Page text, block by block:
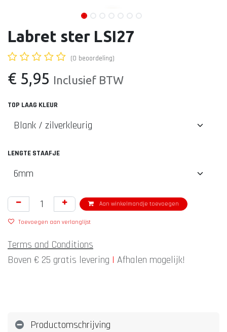
Labret ster LSI27
(0 beoordeling)
€ 5,95 Inclusief BTW
TOP LAAG KLEUR
LENGTE STAAFJE
Aan winkelmandje toevoegen
Toevoegen aan verlanglijst
Terms and Conditions
Boven € 25 gratis levering | Afhalen mogelijk!
Productomschrijving